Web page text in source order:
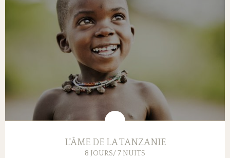
L'ÂME DE LA TANZANIE
8 JOURS/ 7 NUITS